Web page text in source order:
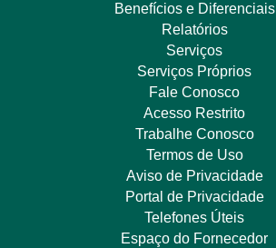
Benefícios e Diferenciais
Relatórios
Serviços
Serviços Próprios
Fale Conosco
Acesso Restrito
Trabalhe Conosco
Termos de Uso
Aviso de Privacidade
Portal de Privacidade
Telefones Úteis
Espaço do Fornecedor